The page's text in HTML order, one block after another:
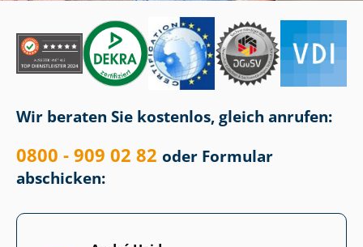
Wir beraten Sie kostenlos, gleich anrufen:
0800 - 909 02 82 oder Formular
abschicken: